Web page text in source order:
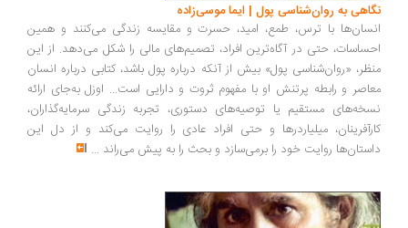
نگاهی به روان‌شناسی پول | ایما موسی‌زاده
انسان‌ها با ترس، طمع، امید، حسرت و مقایسه زندگی می‌کنند و همین
احساسات، حتی در آگاه‌ترین افراد، تصمیم‌های مالی را شکل می‌دهد. از این
منظر، «روان‌شناسی پول» بیش از آنکه درباره پول باشد، کتابی درباره انسان
معاصر و رابطه پرتنش او با مفهوم ثروت و دارایی است... اوزل به‌جای ارائه
نسخه‌های مستقیم یا توصیه‌های دستوری، تجربه زندگی سرمایه‌گذاران،
کارآفرینان، میلیاردرها و حتی افراد عادی را روایت می‌کند و از دل این
داستان‌ها روایت خود را برمی‌سازد و بحث را به پیش می‌راند ...